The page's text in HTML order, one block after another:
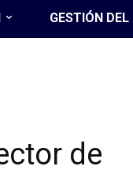
GESTIÓN
de